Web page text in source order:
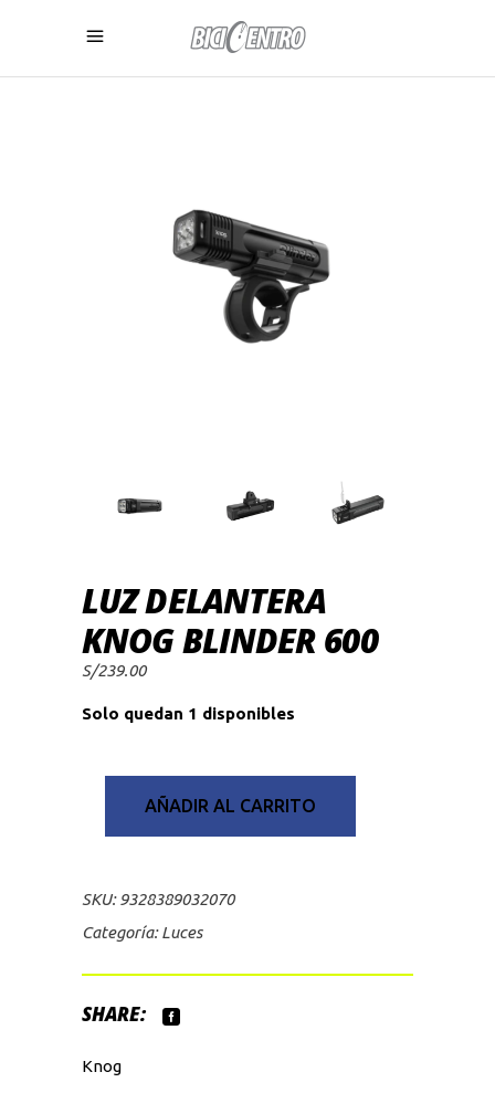
LUZ DELANTERA
KNOG BLINDER 600
S/239.00
Solo quedan 1 disponibles
AÑADIR AL CARRITO
SKU: 9328389032070
Categoría:Luces
SHARE:
Knog